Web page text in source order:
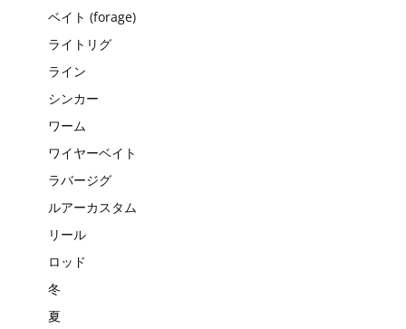
ベイト (forage)
ライトリグ
ライン
シンカー
ワーム
ワイヤーベイト
ラバージグ
ルアーカスタム
リール
ロッド
冬
夏